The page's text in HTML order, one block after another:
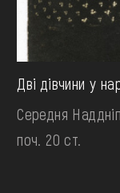
Дві дівчини у
Середня
поч. 20 ст.